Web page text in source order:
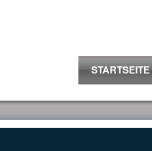
STARTSEITE